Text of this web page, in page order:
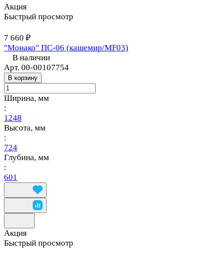
Акция
Быстрый просмотр
7 660 ₽
"Монако" ПС-06 (кашемир/MF03)
В наличии
Арт. 00-00107754
В корзину
Ширина, мм
:
1248
Высота, мм
:
724
Глубина, мм
:
601
Акция
Быстрый просмотр